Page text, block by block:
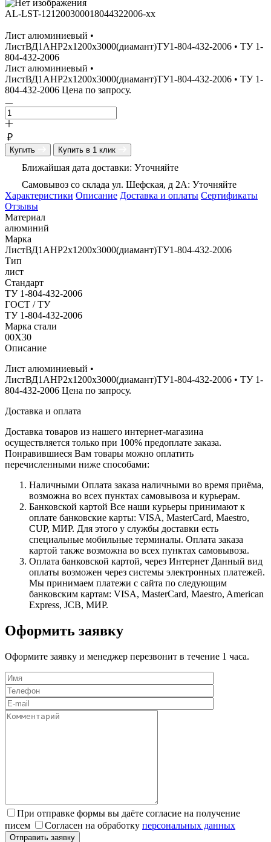
AL-LST-121200300018044322006-xx
Лист алюминиевый •
ЛистВД1АНР2х1200х3000(диамант)ТУ1-804-432-2006 • ТУ 1-
804-432-2006
Лист алюминиевый •
ЛистВД1АНР2х1200х3000(диамант)ТУ1-804-432-2006 • ТУ 1-
804-432-2006 Цена по запросу.
₽
Купить Купить в 1 клик
Ближайшая дата доставки: Уточняйте
Самовывоз со склада ул. Шефская, д 2А: Уточняйте
Характеристики Описание Доставка и оплаты Сертификаты
Отзывы
Материал
алюминий
Марка
ЛистВД1АНР2х1200х3000(диамант)ТУ1-804-432-2006
Тип
лист
Стандарт
ТУ 1-804-432-2006
ГОСТ / ТУ
ТУ 1-804-432-2006
Марка стали
00Х30
Описание
Лист алюминиевый •
ЛистВД1АНР2х1200х3000(диамант)ТУ1-804-432-2006 • ТУ 1-
804-432-2006 Цена по запросу.
Доставка и оплата
Доставка товаров из нашего интернет-магазина
осуществляется только при 100% предоплате заказа.
Понравившиеся Вам товары можно оплатить
перечисленными ниже способами:
Наличными Оплата заказа наличными во время приёма,
возможна во всех пунктах самовывоза и курьерам.
Банковской картой Все наши курьеры принимают к
оплате банковские карты: VISA, MasterCard, Maestro,
CUP, МИР. Для этого у службы доставки есть
специальные мобильные терминалы. Оплата заказа
картой также возможна во всех пунктах самовывоза.
Оплата банковской картой, через Интернет Данный вид
оплаты возможен через системы электронных платежей.
Мы принимаем платежи с сайта по следующим
банковским картам: VISA, MasterCard, Maestro, American
Express, JCB, МИР.
Оформить заявку
Оформите заявку и менеджер перезвонит в течение 1 часа.
При отправке формы вы даёте согласие на получение
писем
Согласен на обработку персональных данных